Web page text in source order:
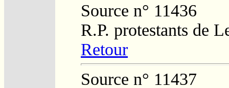
Source n° 11436
R.P. protestants de
Retour
Source n° 11437